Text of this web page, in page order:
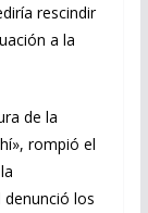
rescindir
a la
de la
rompió el
los